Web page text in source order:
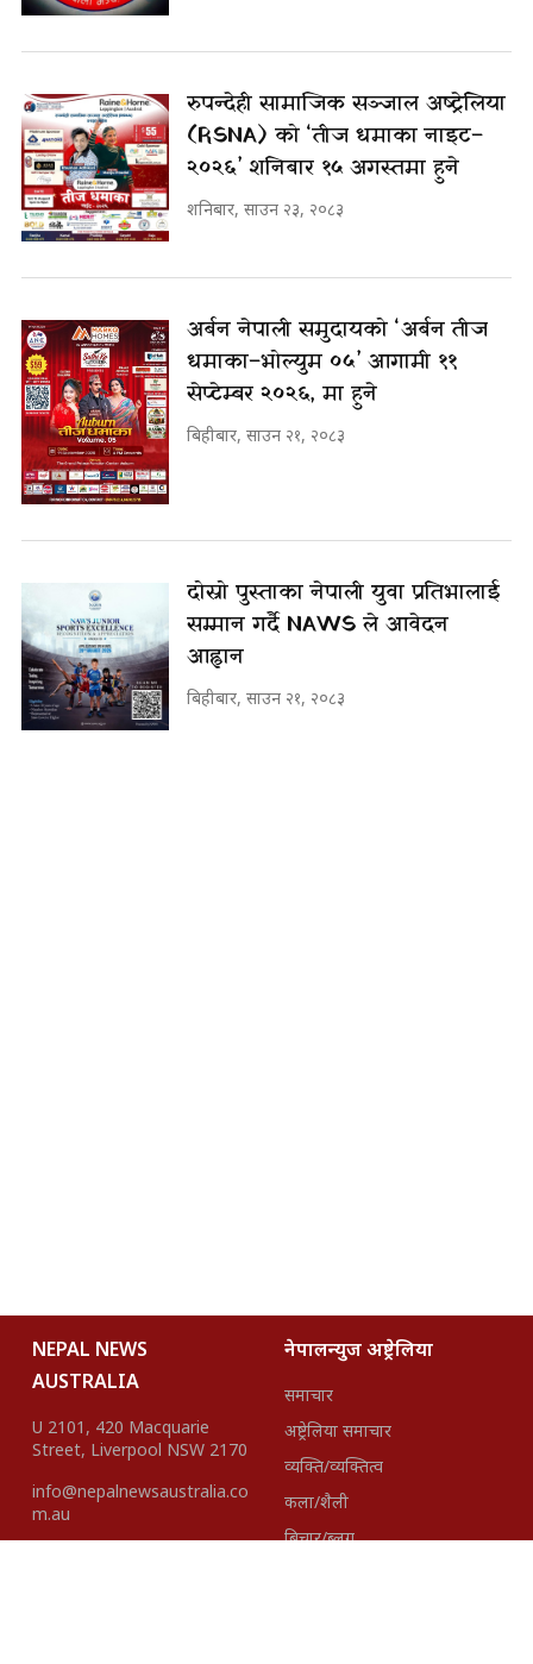
रुपन्देही सामाजिक सञ्जाल अष्ट्रेलिया
(RSNA) को ‘तीज धमाका नाइट–
२०२६’ शनिबार १५ अगस्तमा हुने
शनिबार, साउन २३, २०८३
अर्बन नेपाली समुदायको ‘अर्बन तीज
धमाका–भोल्युम ०५’ आगामी ११
सेप्टेम्बर २०२६, मा हुने
बिहीबार, साउन २१, २०८३
दोस्रो पुस्ताका नेपाली युवा प्रतिभालाई
सम्मान गर्दै NAWS ले आवेदन
आह्वान
बिहीबार, साउन २१, २०८३
NEPAL NEWS
AUSTRALIA
U 2101, 420 Macquarie
Street, Liverpool NSW 2170
info@nepalnewsaustralia.co
m.au
नेपालन्युज अष्ट्रेलिया
समाचार
अष्ट्रेलिया समाचार
व्यक्ति/व्यक्तित्व
कला/शैली
बिचार/ब्लग